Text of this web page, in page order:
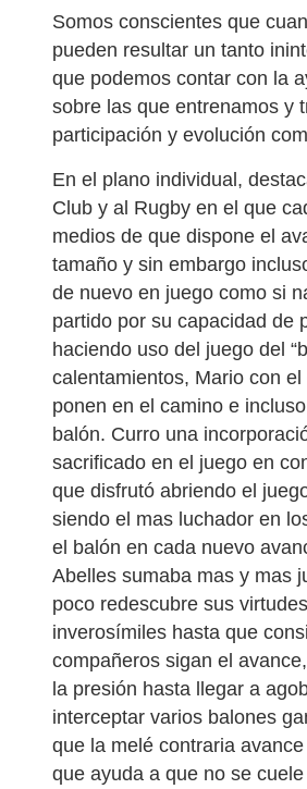
Somos conscientes que
pueden resultar un tanto
que podemos contar con la
sobre las que entrenamos y
participación y evolución
En el plano individual,
Club y al Rugby en el que
medios de que dispone el
tamaño y sin embargo
de nuevo en juego como si
partido por su capacidad de
haciendo uso del juego del
calentamientos, Mario con
ponen en el camino e
balón. Curro una
sacrificado en el juego en
que disfrutó abriendo el
siendo el mas luchador en
el balón en cada nuevo
Abelles sumaba mas y mas
poco redescubre sus
inverosímiles hasta que
compañeros sigan el
la presión hasta llegar a
interceptar varios balones
que la melé contraria
que ayuda a que no se